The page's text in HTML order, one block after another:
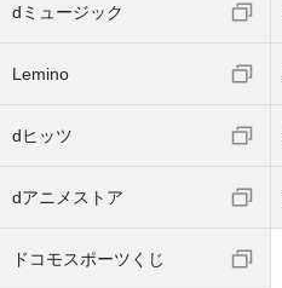
dミュージック
Lemino
dヒッツ
dアニメストア
ドコモスポーツくじ